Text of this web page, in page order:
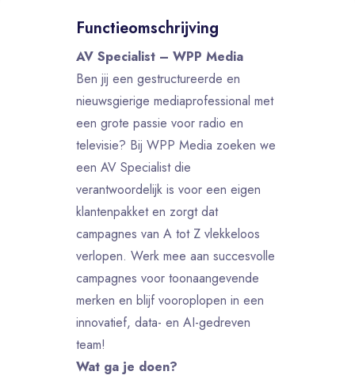
Functieomschrijving
AV Specialist – WPP Media
Ben jij een gestructureerde en
nieuwsgierige mediaprofessional met
een grote passie voor radio en
televisie? Bij WPP Media zoeken we
een AV Specialist die
verantwoordelijk is voor een eigen
klantenpakket en zorgt dat
campagnes van A tot Z vlekkeloos
verlopen. Werk mee aan succesvolle
campagnes voor toonaangevende
merken en blijf vooroplopen in een
innovatief, data- en AI-gedreven
team!
Wat ga je doen?